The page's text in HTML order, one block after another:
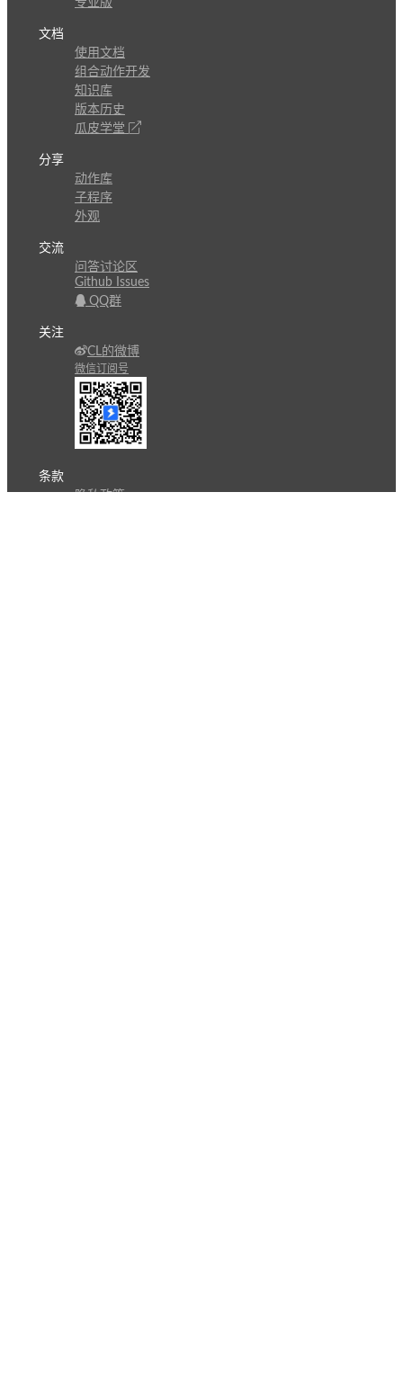
专业版
文档
使用文档
组合动作开发
知识库
版本历史
瓜皮学堂
分享
动作库
子程序
外观
交流
问答讨论区
Github Issues
QQ群
关注
CL的微博
微信订阅号
条款
隐私政策